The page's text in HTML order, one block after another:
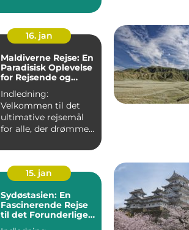
16. jan
Maldiverne Rejse: En
Paradisisk Oplevelse
for Rejsende og
Indledning:
Velkommen til det
ultimative rejsemål
for alle, der drømmer
paradisisk...
15. jan
Sydøstasien: En
Fascinerende Rejse
til det Forunderlige